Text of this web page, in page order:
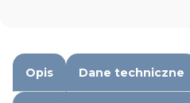
Opis Dane techniczne